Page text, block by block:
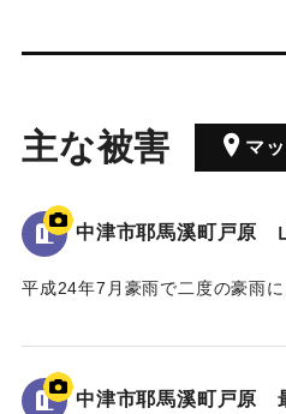
主な被害 マ
中津市耶馬溪町戸原
平成24年7月豪雨で二度の豪雨
溪町平田地区・戸原地区で約70
された石碑。
中津市耶馬溪町戸原